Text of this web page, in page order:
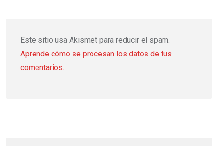
Este sitio usa Akismet para reducir el spam.
Aprende cómo se procesan los datos de tus
comentarios.